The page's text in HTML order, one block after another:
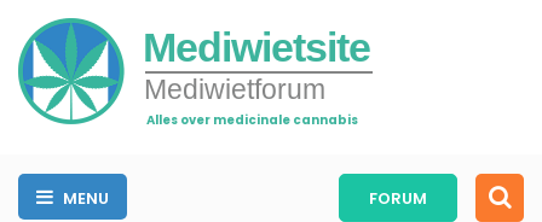
Mediwietsite
Mediwietforum
Alles over medicinale cannabis
MENU FORUM